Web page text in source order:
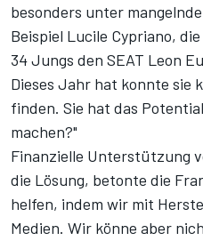
besonders unter
Beispiel Lucile Cypriano,
34 Jungs den SEAT Leon
Dieses Jahr hat konnte sie
finden. Sie hat das
machen?"
Finanzielle Unterstützung
die Lösung, betonte die
helfen, indem wir mit
Medien. Wir könne aber